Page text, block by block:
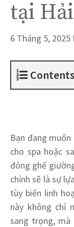
tại
6 Tháng 5, 2025
Contents
Bạn đang
cho spa hoặc
đóng ghế
chỉnh sẽ là sự
tùy biến linh
này không chỉ
sang trọng,